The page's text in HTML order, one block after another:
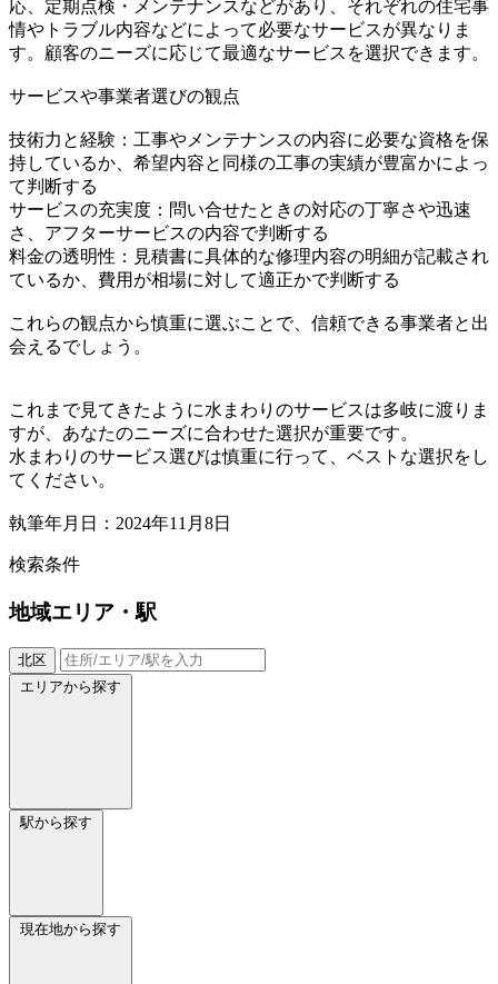
応、定期点検・メンテナンスなどがあり、それぞれの住宅事
情やトラブル内容などによって必要なサービスが異なりま
す。顧客のニーズに応じて最適なサービスを選択できます。
サービスや事業者選びの観点
技術力と経験：工事やメンテナンスの内容に必要な資格を保
持しているか、希望内容と同様の工事の実績が豊富かによっ
て判断する
サービスの充実度：問い合せたときの対応の丁寧さや迅速
さ、アフターサービスの内容で判断する
料金の透明性：見積書に具体的な修理内容の明細が記載され
ているか、費用が相場に対して適正かで判断する
これらの観点から慎重に選ぶことで、信頼できる事業者と出
会えるでしょう。
これまで見てきたように水まわりのサービスは多岐に渡りま
すが、あなたのニーズに合わせた選択が重要です。
水まわりのサービス選びは慎重に行って、ベストな選択をし
てください。
執筆年月日：2024年11月8日
検索条件
地域エリア・駅
北区
エリアから探す
駅から探す
現在地から探す